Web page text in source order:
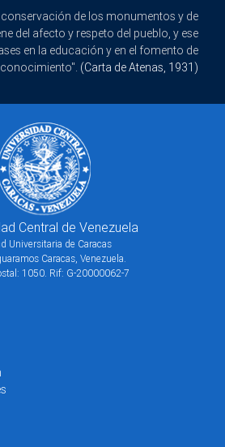
de los monumentos y de
del afecto y respeto del pueblo, y ese
en la educación y en el fomento de
(Carta de Atenas, 1931)
Central de Venezuela
Universitaria de Caracas
Caracas, Venezuela.
1050. Rif: G-20000062-7